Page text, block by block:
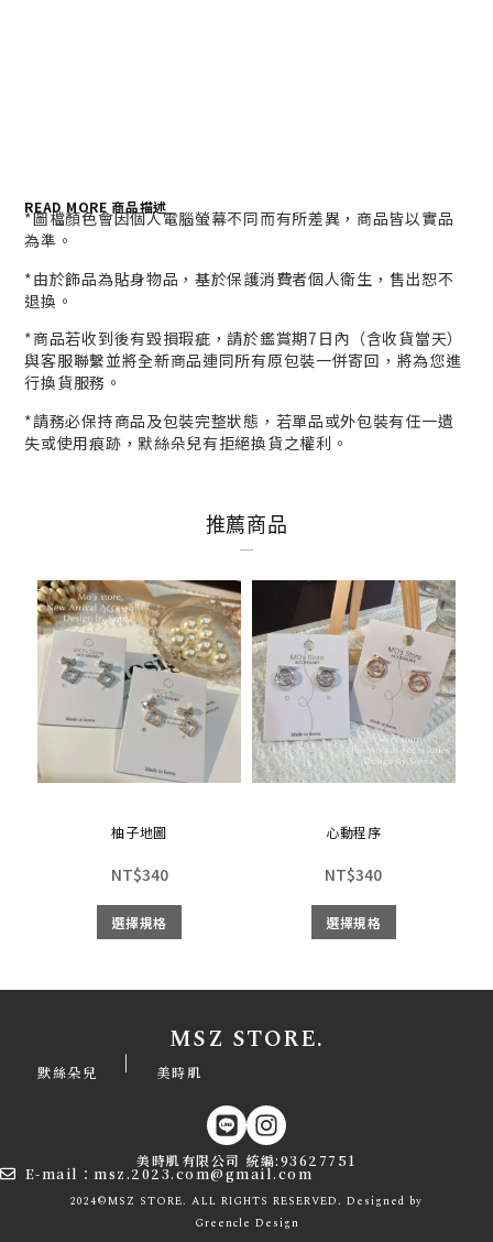
READ MORE 商品描述
*圖檔顏色會因個人電腦螢幕不同而有所差異，商品皆以實品
為準。
*由於飾品為貼身物品，基於保護消費者個人衛生， 售出恕不
退換。
*商品若收到後有毀損瑕疵，請於鑑賞期7日內（含收貨當天）
與客服聯繫並將全新商品連同所有原包裝一併寄回，將為您進
行換貨服務。
*請務必保持商品及包裝完整狀態，若單品或外包裝有任一遺
失或使用痕跡，默絲朵兒有拒絕換貨之權利。
推薦商品
柚子地圖
NT$340
選擇規格
心動程序
NT$340
選擇規格
MSZ STORE.
默絲朵兒 | 美時肌
美時肌有限公司 統編:93627751
E-mail：msz.2023.com@gmail.com
2024©MSZ STORE. ALL RIGHTS RESERVED. Designed by
Greencle Design